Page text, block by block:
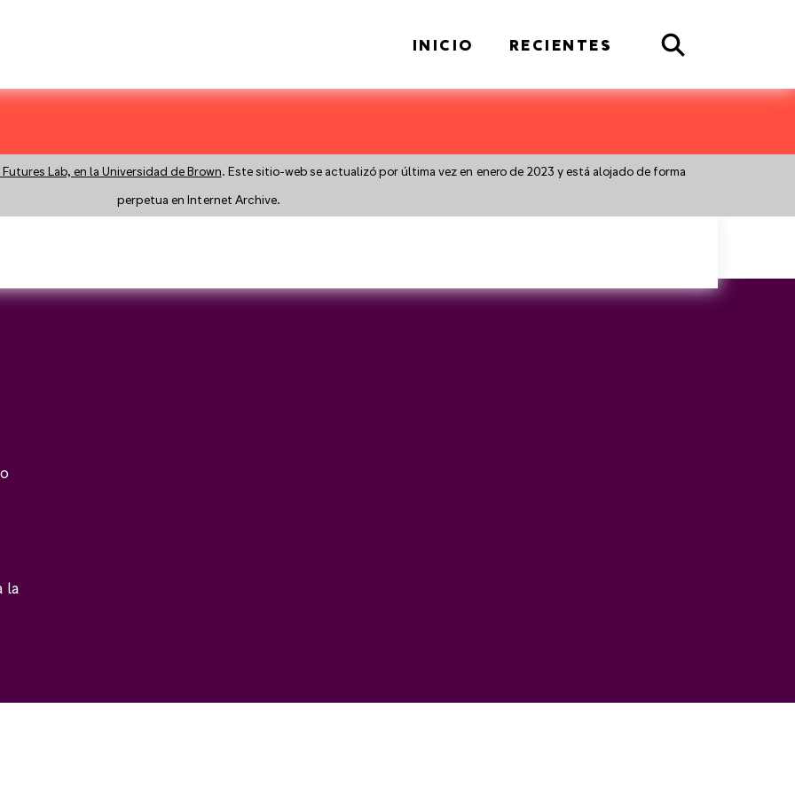
Lab, en la Universidad de Brown. Este sitio-web se actualizó por última vez en enero de 2023 y está alojado de forma
perpetua en Internet Archive.
INICIO RECIENTES Search
la